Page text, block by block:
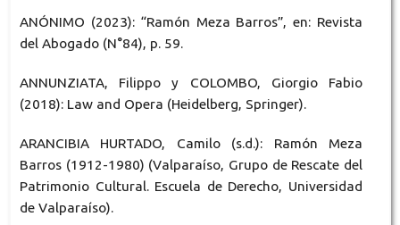
ANÓNIMO (2023): “Ramón Meza Barros”, en: Revista
del Abogado (N°84), p. 59.
ANNUNZIATA, Filippo y COLOMBO, Giorgio Fabio
(2018): Law and Opera (Heidelberg, Springer).
ARANCIBIA HURTADO, Camilo (s.d.): Ramón Meza
Barros (1912-1980) (Valparaíso, Grupo de Rescate del
Patrimonio Cultural. Escuela de Derecho, Universidad
de Valparaíso).